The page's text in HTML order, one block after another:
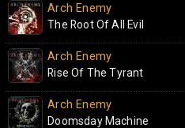
Arch Enemy
The Root Of All Evil
Arch Enemy
Rise Of The Tyrant
Arch Enemy
Doomsday Machine